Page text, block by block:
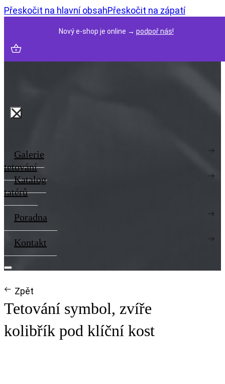
Přeskočit na hlavní obsahPřeskočit na zápatí
Nový e-shop je online → podpoř nás!
Galerie
tetování
Katalog
tatérů
Poradna
Kontakt
Zpět
Tetování symbol, zvíře
kolibřík pod klíční kost